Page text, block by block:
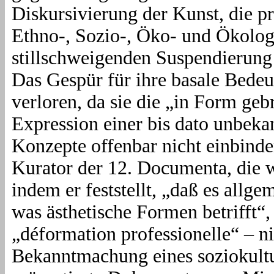
Diskursivierung der Kunst, die
Ethno-, Sozio-, Öko- und
stillschweigenden
Das Gespür für ihre basale
verloren, da sie die „in Form
Expression einer bis dato
Konzepte offenbar nicht
Kurator der 12. Documenta, die
indem er feststellt, „daß es
was ästhetische Formen
„déformation professionelle“ –
Bekanntmachung eines